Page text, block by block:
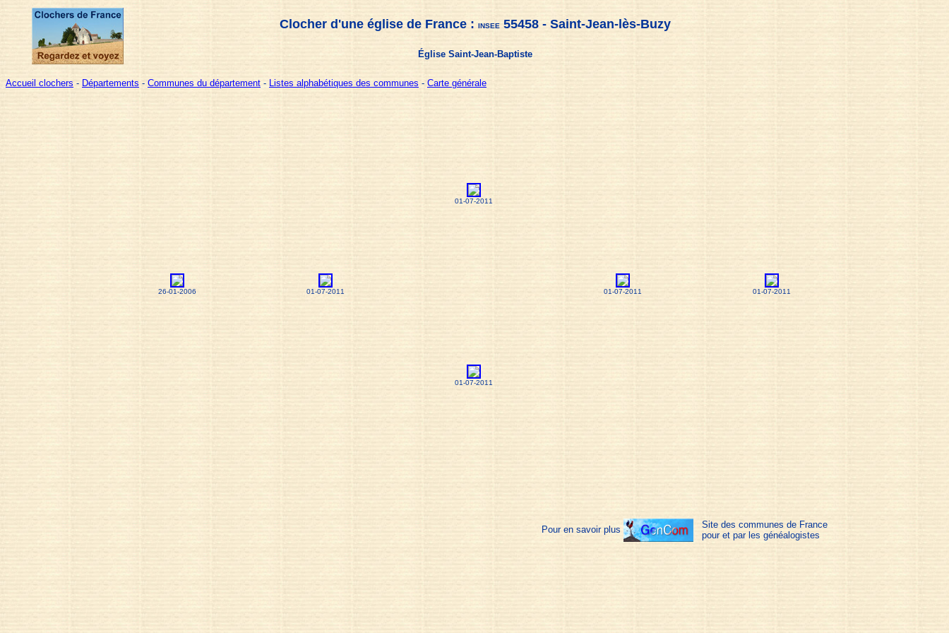
Clocher d'une église de France : INSEE55458 - Saint-Jean-lès-Buzy
Église Saint-Jean-Baptiste
Accueil clochers - Départements - Communes du département - Listes alphabétiques des communes - Carte générale
26-01-2006 01-07-2011
01-07-2011
01-07-2011 01-07-2011
01-07-2011
Pour en savoir plus
Site des communes de France
pour et par les généalogistes